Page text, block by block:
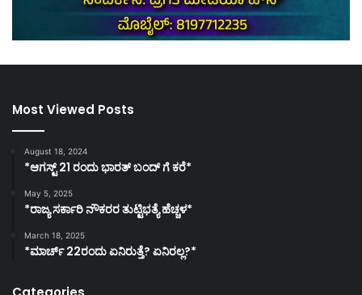
Most Viewed Posts
August 18, 2024
*ಆಗಸ್ಟ್ 21 ರಂದು ಭಾರತ್‌ ಬಂದ್‌ ಗೆ ಕರೆ*
May 5, 2025
*ರಾಜ್ಯ ಸರ್ಕಾರಿ ನೌಕರರ ತುಟ್ಟಿಭತ್ಯೆ ಹೆಚ್ಚಳ*
March 18, 2025
*ಮಾರ್ಚ್ 22ರಂದು ಏನಿರುತ್ತೆ? ಏನಿರಲ್ಲ?*